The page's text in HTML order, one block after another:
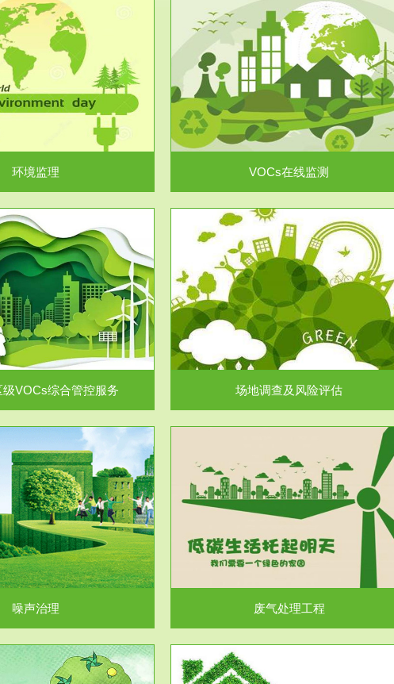
环境监理
服务范围
VOCs在线监测
大气污染防治“十二五”规划》有
机废气净化率达...
VOCs在线监测
服务范围
集团/企业级VOCs综合管控
进行VOCs管控，首先就要找到排放的源
监测估算出排放量。企业...
级VOCs综合管控服务
服务范围
场地调查及风险评估
托，对于拟关停搬迁和拟变更土
利用方式或者土地使...
场地调查及风险评估
服务范围
土壤修复
噪声治理
服务范围
废气处理工程
废气处理工程
服务范围
水处理工程